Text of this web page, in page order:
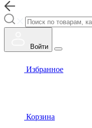
Войти
Избранное
Корзина